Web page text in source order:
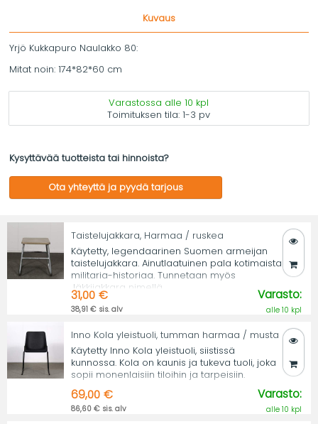
Kuvaus
Yrjö Kukkapuro Naulakko 80:
Mitat noin: 174*82*60 cm
Varastossa alle 10 kpl
Toimituksen tila:1-3 pv
Kysyttävää tuotteista tai hinnoista?
Ota yhteyttä ja pyydä tarjous
Taistelujakkara, Harmaa / ruskea
Käytetty, legendaarinen Suomen armeijan
taistelujakkara. Ainutlaatuinen pala kotimaista
militaria-historiaa. Tunnetaan myös
Jäkkijakkara nimellä.
31,00 €
38,91 € sis. alv
Varasto:
alle 10 kpl
Inno Kola yleistuoli, tumman harmaa / musta
Käytetty Inno Kola yleistuoli, siistissä
kunnossa. Kola on kaunis ja tukeva tuoli, joka
sopii monenlaisiin tiloihin ja tarpeisiin.
69,00 €
86,60 € sis. alv
Varasto:
alle 10 kpl